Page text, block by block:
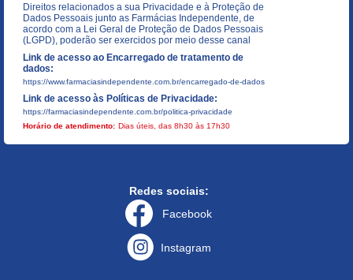
Direitos relacionados a sua Privacidade e à Proteção de
Dados Pessoais junto as Farmácias Independente, de
acordo com a Lei Geral de Proteção de Dados Pessoais
(LGPD), poderão ser exercidos por meio desse canal
Link de acesso ao Encarregado de tratamento de
dados:
https://www.farmaciasindependente.com.br/encarregado-de-dados
Link de acesso às Políticas de Privacidade:
https://farmaciasindependente.com.br/politica-privacidade
Horário de atendimento: Dias úteis, das 8h30 às 17h30
Redes sociais:
Facebook
Instagram